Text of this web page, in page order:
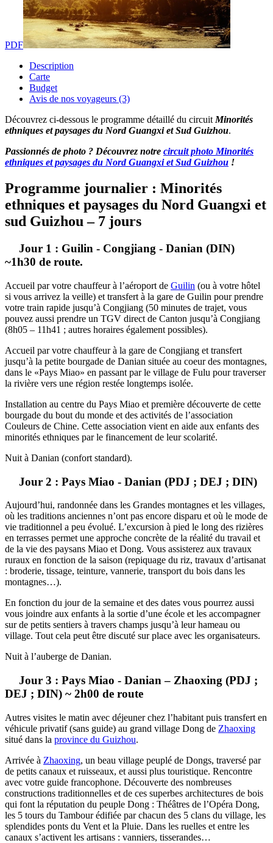
PDF
Description
Carte
Budget
Avis de nos voyageurs (3)
Découvrez ci-dessous le programme détaillé du circuit Minorités
ethniques et paysages du Nord Guangxi et Sud Guizhou.
Passionnés de photo ? Découvrez notre circuit photo Minorités
ethniques et paysages du Nord Guangxi et Sud Guizhou !
Programme journalier : Minorités
ethniques et paysages du Nord Guangxi et
sud Guizhou – 7 jours
Jour 1 : Guilin - Congjiang - Danian (DIN)
~1h30 de route.
Accueil par votre chauffeur à l’aéroport de Guilin (ou à votre hôtel
si vous arrivez la veille) et transfert à la gare de Guilin pour prendre
votre train rapide jusqu’à Congjiang (50 minutes de trajet, vous
pouvez aussi prendre un TGV direct de Canton jusqu’à Congjiang
(8h05 – 11h41 ; autres horaires également possibles).
Accueil par votre chauffeur à la gare de Congjiang et transfert
jusqu’à la petite bourgade de Danian située au coeur des montagnes,
dans le «Pays Miao» en passant par le village de Fulu pour traverser
la rivière vers une région restée longtemps isolée.
Installation au centre du Pays Miao et première découverte de cette
bourgade du bout du monde et des activités de l’association
Couleurs de Chine. Cette association vient en aide aux enfants des
minorités ethniques par le financement de leur scolarité.
Nuit à Danian (confort standard).
Jour 2 : Pays Miao - Danian (PDJ ; DEJ ; DIN)
Aujourd’hui, randonnée dans les Grandes montagnes et les villages,
où les traditions anciennes n’ont pas encore disparu et où le mode de
vie traditionnel a peu évolué. L’excursion à pied le long des rizières
en terrasses permet une approche concrète de la réalité du travail et
de la vie des paysans Miao et Dong. Vous assisterez aux travaux
ruraux en fonction de la saison (repiquage du riz, travaux d’artisanat
: broderie, tissage, teinture, vannerie, transport du bois dans les
montagnes…).
En fonction du jour de la semaine et des dates vous pourrez aussi
vous joindre aux enfants à la sortie d’une école et les accompagner
sur de petits sentiers à travers champs jusqu’à leur hameau ou
village. Tout cela peut être discuté sur place avec les organisateurs.
Nuit à l’auberge de Danian.
Jour 3 : Pays Miao - Danian – Zhaoxing (PDJ ;
DEJ ; DIN) ~ 2h00 de route
Autres visites le matin avec déjeuner chez l’habitant puis transfert en
véhicule privatif (sans guide) au grand village Dong de Zhaoxing
situé dans la province du Guizhou.
Arrivée à Zhaoxing, un beau village peuplé de Dongs, traversé par
de petits canaux et ruisseaux, et aussi plus touristique. Rencontre
avec votre guide francophone. Découverte des nombreuses
constructions traditionnelles et de ces superbes architectures de bois
qui font la réputation du peuple Dong : Théâtres de l’Opéra Dong,
les 5 tours du Tambour édifiée par chacun des 5 clans du village, les
splendides ponts du Vent et la Pluie. Dans les ruelles et entre les
canaux s’activent les artisans : vanniers, tisserandes…